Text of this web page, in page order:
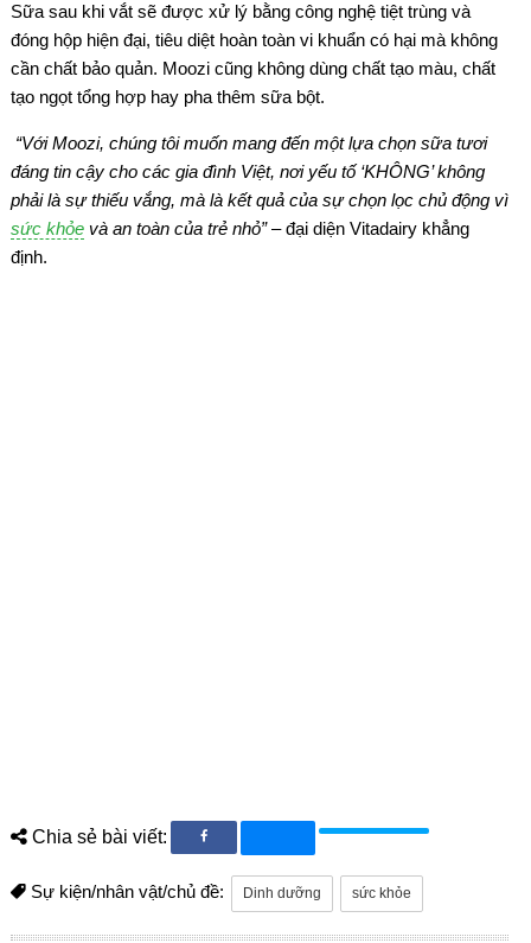
Sữa sau khi vắt sẽ được xử lý bằng công nghệ tiệt trùng và
đóng hộp hiện đại, tiêu diệt hoàn toàn vi khuẩn có hại mà không
cần chất bảo quản. Moozi cũng không dùng chất tạo màu, chất
tạo ngọt tổng hợp hay pha thêm sữa bột.
“Với Moozi, chúng tôi muốn mang đến một lựa chọn sữa tươi
đáng tin cậy cho các gia đình Việt, nơi yếu tố ‘KHÔNG’ không
phải là sự thiếu vắng, mà là kết quả của sự chọn lọc chủ động vì
sức khỏe và an toàn của trẻ nhỏ”– đại diện Vitadairy khẳng
định.
Chia sẻ bài viết:
Sự kiện/nhân vật/chủ đề: Dinh dưỡng sức khỏe